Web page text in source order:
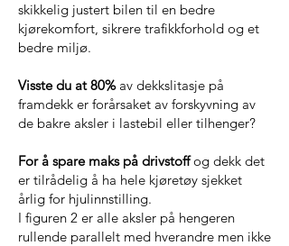
skikkelig justert bilen til en bedre
kjørekomfort, sikrere trafikkforhold og et
bedre miljø.
Visste du at 80% av dekkslitasje på
framdekk er forårsaket av forskyvning av
de bakre aksler i lastebil eller tilhenger?
For å spare maks på drivstoffog dekk det
er tilrådelig å ha hele kjøretøy sjekket
årlig for hjulinnstilling.
I figuren 2 er alle aksler på hengeren
rullende parallelt med hverandre men ikke